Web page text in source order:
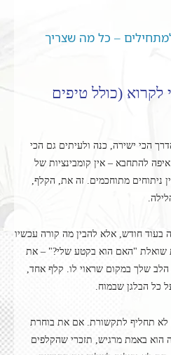
– כל מה שצריך
(כולל טיפים
הכי ישירה, כנה ולעיתים גם הכי
להתחבא – אין קומבינציות של
ניתוחים מתוחכמים. זה את, הקלף,
חודש, אלא להבין מה קורה עכשיו
שואלת "האם הוא בקטע שלי?" – את
שלך במקום שראוי לו. קלף אחד,
כל הבלגן שבמוח.
לא תחליף לתקשורת. אם את בוחרת
הוא באמת מרגיש, תזכרי שהקלפים